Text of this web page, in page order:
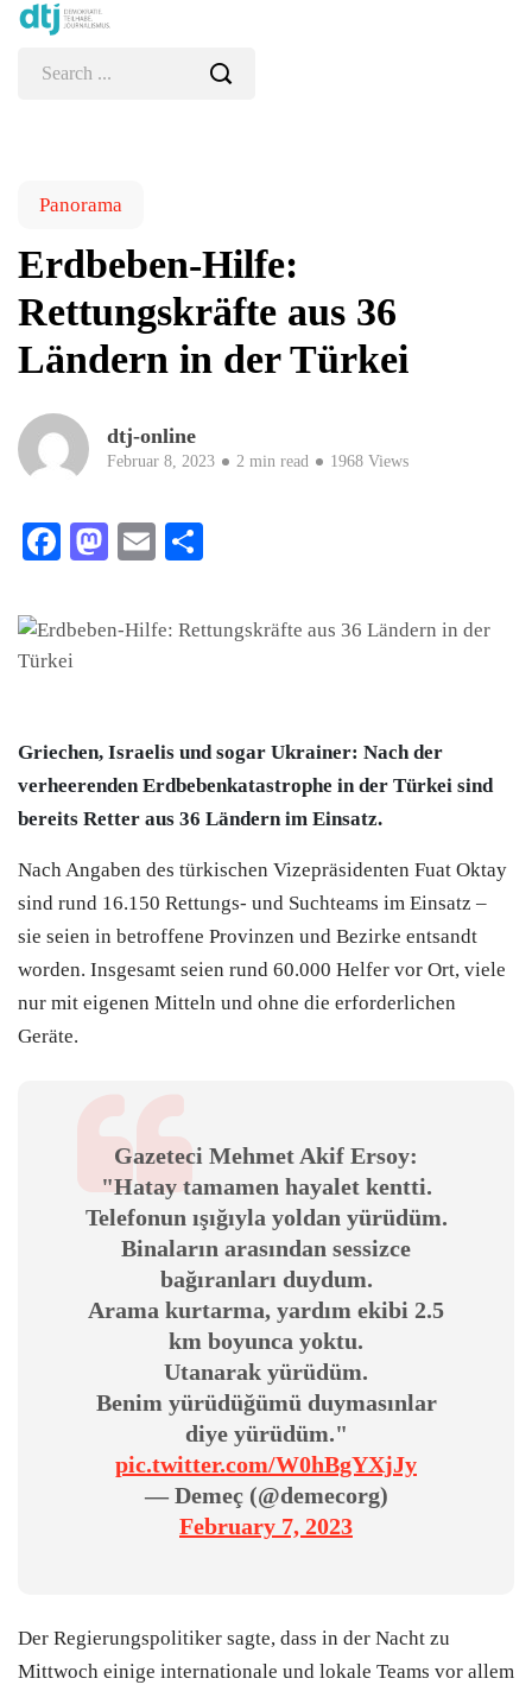
Panorama
Erdbeben-Hilfe:
Rettungskräfte aus 36
Ländern in der Türkei
dtj-online
Februar 8, 2023 2 min read 1968 Views
Facebook
Mastodon
Email
Griechen, Israelis und sogar Ukrainer: Nach der
verheerenden Erdbebenkatastrophe in der Türkei sind
bereits Retter aus 36 Ländern im Einsatz.
Nach Angaben des türkischen Vizepräsidenten Fuat Oktay
sind rund 16.150 Rettungs- und Suchteams im Einsatz –
sie seien in betroffene Provinzen und Bezirke entsandt
worden. Insgesamt seien rund 60.000 Helfer vor Ort, viele
nur mit eigenen Mitteln und ohne die erforderlichen
Geräte.
Gazeteci Mehmet Akif Ersoy:
"Hatay tamamen hayalet kentti.
Telefonun ışığıyla yoldan yürüdüm.
Binaların arasından sessizce
bağıranları duydum.
Arama kurtarma, yardım ekibi 2.5
km boyunca yoktu.
Utanarak yürüdüm.
Benim yürüdüğümü duymasınlar
diye yürüdüm."
pic.twitter.com/W0hBgYXjJy
— Demeç (@demecorg)
February 7, 2023
Der Regierungspolitiker sagte, dass in der Nacht zu
Mittwoch einige internationale und lokale Teams vor allem